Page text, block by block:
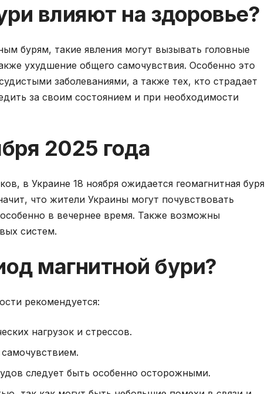
влияют на здоровье?
бурям, такие явления могут вызывать головные
ухудшение общего самочувствия. Особенно это
заболеваниями, а также тех, кто страдает
за своим состоянием и при необходимости
2025 года
в Украине 18 ноября ожидается геомагнитная буря
что жители Украины могут почувствовать
в вечернее время. Также возможны
систем.
магнитной бури?
рекомендуется:
нагрузок и стрессов.
следует быть особенно осторожными.